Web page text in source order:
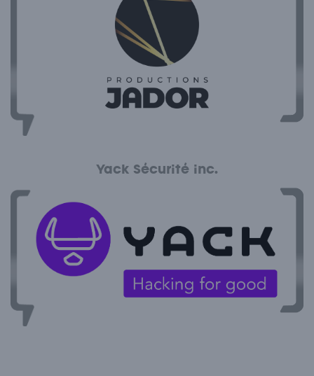
Yack Sécurité inc.